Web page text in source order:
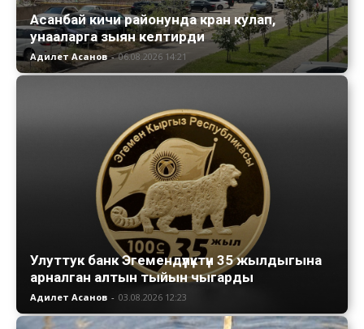
Асанбай кичи районунда кран кулап,
унааларга зыян келтирди
Адилет Асанов - 06.08.2026 14:21
Улуттук банк Эгемендүүлүктүн 35 жылдыгына
арналган алтын тыйын чыгарды
Адилет Асанов - 03.08.2026 12:23